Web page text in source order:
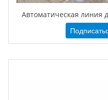
Автоматическая линия